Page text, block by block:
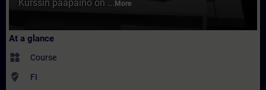
Kurssin pääpaino on ... More
At a glance
widgets Course
where_to_vote FI